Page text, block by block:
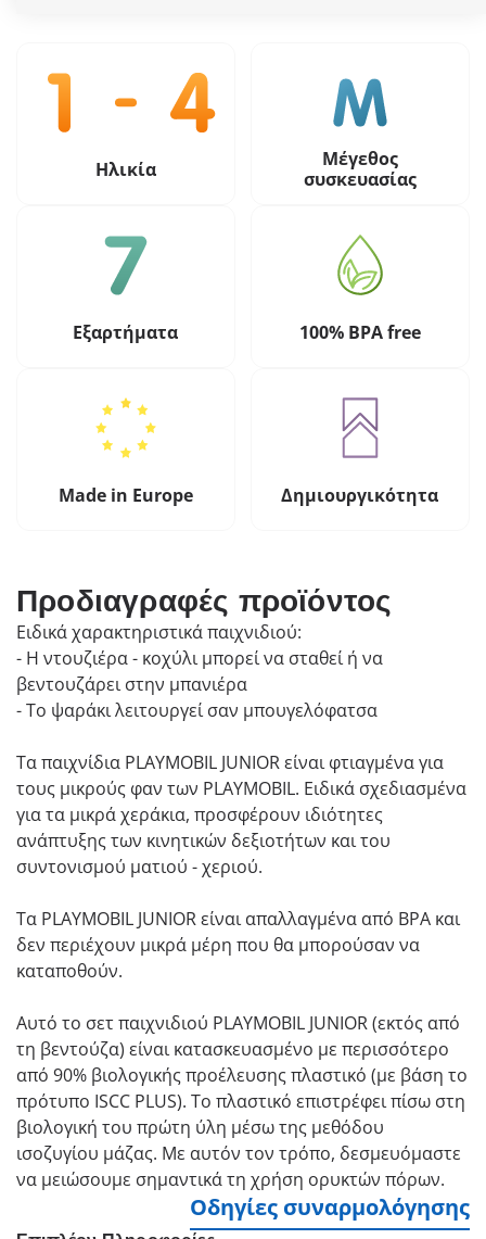
Ηλικία
Μέγεθος
συσκευασίας
Εξαρτήματα 100% BPA free
Made in Europe Δημιουργικότητα
Προδιαγραφές προϊόντος
Ειδικά χαρακτηριστικά παιχνιδιού:
- Η ντουζιέρα - κοχύλι μπορεί να σταθεί ή να
βεντουζάρει στην μπανιέρα
- Το ψαράκι λειτουργεί σαν μπουγελόφατσα
Τα παιχνίδια PLAYMOBIL JUNIOR είναι φτιαγμένα για
τους μικρούς φαν των PLAYMOBIL. Ειδικά σχεδιασμένα
για τα μικρά χεράκια, προσφέρουν ιδιότητες
ανάπτυξης των κινητικών δεξιοτήτων και του
συντονισμού ματιού - χεριού.
Τα PLAYMOBIL JUNIOR είναι απαλλαγμένα από BPA και
δεν περιέχουν μικρά μέρη που θα μπορούσαν να
καταποθούν.
Αυτό το σετ παιχνιδιού PLAYMOBIL JUNIOR (εκτός από
τη βεντούζα) είναι κατασκευασμένο με περισσότερο
από 90% βιολογικής προέλευσης πλαστικό (με βάση το
πρότυπο ISCC PLUS). Το πλαστικό επιστρέφει πίσω στη
βιολογική του πρώτη ύλη μέσω της μεθόδου
ισοζυγίου μάζας. Με αυτόν τον τρόπο, δεσμευόμαστε
να μειώσουμε σημαντικά τη χρήση ορυκτών πόρων.
Οδηγίες συναρμολόγησης